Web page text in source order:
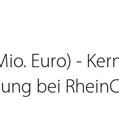
Euro) -
bei